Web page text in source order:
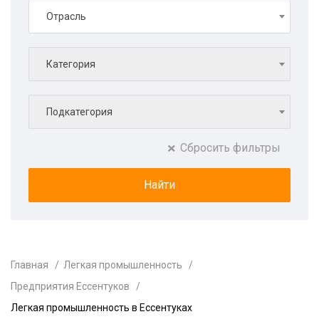
Отрасль
Категория
Подкатегория
Сбросить фильтры
Главная
Легкая промышленность
Предприятия Ессентуков
Легкая промышленность в Ессентуках